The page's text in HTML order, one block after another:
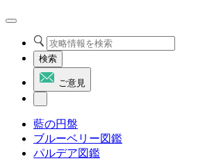
検索
ご意見
藍の円盤
ブルーベリー図鑑
パルデア図鑑